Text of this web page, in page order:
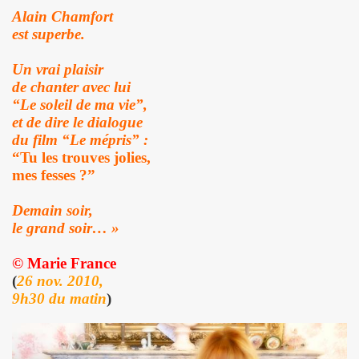
Alain Chamfort
est superbe.
Un vrai plaisir
de chanter avec lui
“Le soleil de ma vie”,
et de dire le dialogue
du film “Le mépris” :
“Tu les trouves jolies,
mes fesses ?”
Demain soir,
le grand soir… »
© Marie France
(26 nov. 2010,
9h30 du matin)
et JEAN WILLIAM THOURY par PHILIPPE
vivant" et "De l amour") les 27 et 29 novembre 2015
+ PHILIPPE ALMOSNINO (concert "Mutant Love"
DEVICE (1982 a 1989) : 45 revolutions par minute,
de Paris a Sete (du 2 au 4 novembre 2015).
du 23 au 25 octobre 2015 a Biarritz.
intimiste à paraître en 2016.
(2015) : chronique detaillee.
le 3 avril 2015 a LA BOULE NOIRE (Paris) : compte